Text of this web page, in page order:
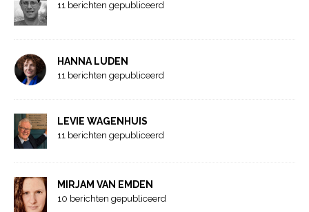
11 berichten gepubliceerd
HANNA LUDEN
11 berichten gepubliceerd
LEVIE WAGENHUIS
11 berichten gepubliceerd
MIRJAM VAN EMDEN
10 berichten gepubliceerd